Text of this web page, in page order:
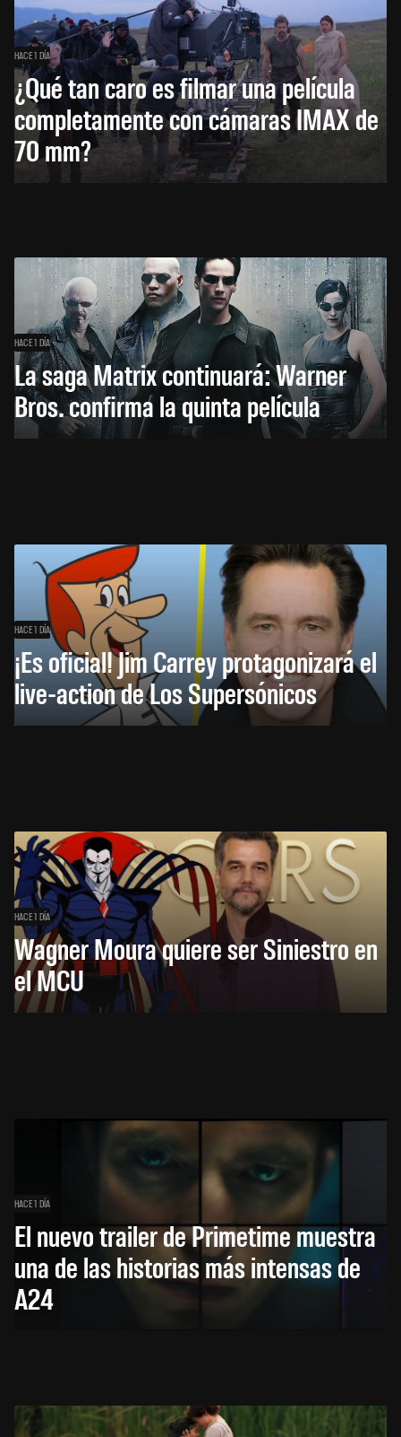
HACE 1 DÍA
¿Qué tan caro es filmar una película
completamente con cámaras IMAX de
70 mm?
HACE 1 DÍA
La saga Matrix continuará: Warner
Bros. confirma la quinta película
HACE 1 DÍA
¡Es oficial! Jim Carrey protagonizará el
live-action de Los Supersónicos
HACE 1 DÍA
Wagner Moura quiere ser Siniestro en
el MCU
HACE 1 DÍA
El nuevo trailer de Primetime muestra
una de las historias más intensas de
A24